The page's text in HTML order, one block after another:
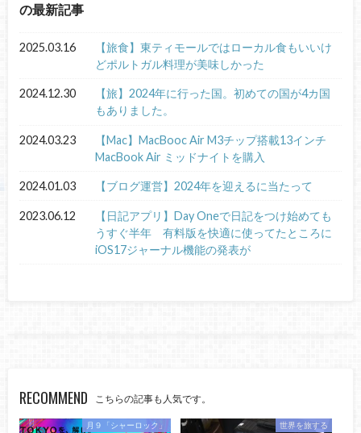
の最新記事
2025.03.16
【旅食】東ティモールではローカル食もいいけ
どポルトガル料理が美味しかった
2024.12.30
【旅】2024年に行った国。初めての国が4カ国
もありました。
2024.03.23
【Mac】MacBooc Air M3チップ搭載13インチ
MacBook Air ミッドナイトを購入
2024.01.03 【ブログ運営】2024年を迎えるに当たって
2023.06.12
【日記アプリ】Day Oneで日記をつけ始めても
うすぐ半年 有料版を快適に使ってたところに
iOS17ジャーナル機能の発表が
RECOMMEND こちらの記事も人気です。
月９「シャーロック」 世界を旅する